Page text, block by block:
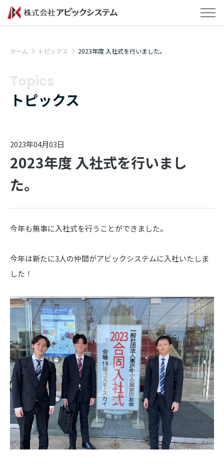
ホーム トピックス 2023年度 入社式を行いました。
Topics
トピックス
2023年04月03日
2023年度 入社式を行いまし
た。
今年も無事に入社式を行うことができました。
今年は新たに3人の仲間がアビックシステムに入社いたしま
した！